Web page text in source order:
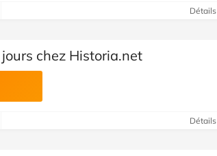
Voir toutes les catégoriesDétails
chez Historia.net
Détails